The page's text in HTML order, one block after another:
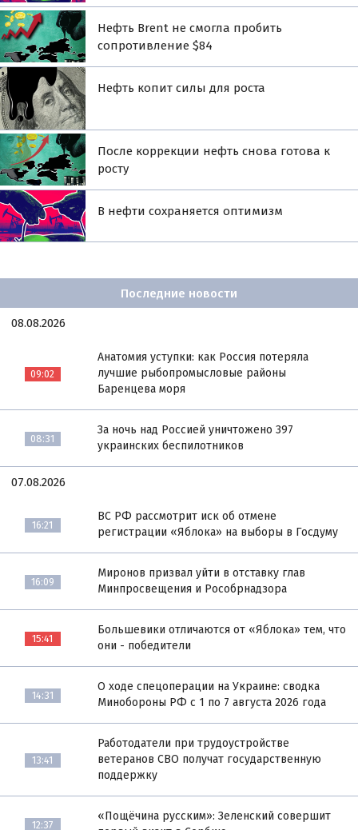
Нефть Brent не смогла пробить
сопротивление $84
Нефть копит силы для роста
После коррекции нефть снова готова к
росту
В нефти сохраняется оптимизм
Последние новости
08.08.2026
09:02
Анатомия уступки: как Россия потеряла
лучшие рыбопромысловые районы
Баренцева моря
08:31
За ночь над Россией уничтожено 397
украинских беспилотников
07.08.2026
16:21
ВС РФ рассмотрит иск об отмене
регистрации «Яблока» на выборы в Госдуму
16:09
Миронов призвал уйти в отставку глав
Минпросвещения и Рособрнадзора
15:41
Большевики отличаются от «Яблока» тем, что
они - победители
14:31
О ходе спецоперации на Украине: сводка
Минобороны РФ с 1 по 7 августа 2026 года
13:41
Работодатели при трудоустройстве
ветеранов СВО получат государственную
поддержку
12:37
«Пощёчина русским»: Зеленский совершит